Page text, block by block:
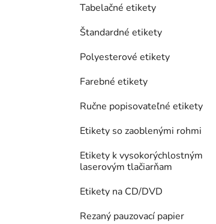
Tabelačné etikety
Štandardné etikety
Polyesterové etikety
Farebné etikety
Ručne popisovateľné etikety
Etikety so zaoblenými rohmi
Etikety k vysokorýchlostným
laserovým tlačiarňam
Etikety na CD/DVD
Rezaný pauzovací papier